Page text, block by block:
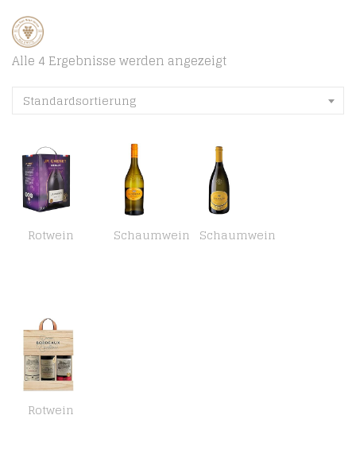
Alle 4 Ergebnisse werden angezeigt
Standardsortierung
Rotwein Schaumwein Schaumwein
Rotwein